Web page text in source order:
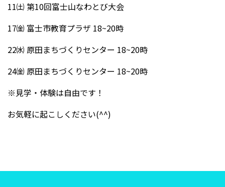
11㈯ 第10回富士山なわとび大会
17㈮ 富士市教育プラザ 18~20時
22㈬ 原田まちづくりセンター 18~20時
24㈮ 原田まちづくりセンター 18~20時
※見学・体験は自由です！
お気軽に起こしください(^^)